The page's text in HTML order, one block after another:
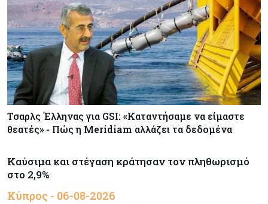
Τσαρλς Έλληνας για GSI: «Καταντήσαμε να είμαστε
θεατές» - Πώς η Meridiam αλλάζει τα δεδομένα
Καύσιμα και στέγαση κράτησαν τον πληθωρισμό
στο 2,9%
Κύπρος - 06-08-2026